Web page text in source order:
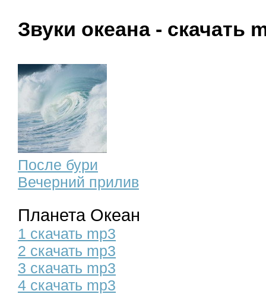
Звуки океана - скачать
После бури
Вечерний прилив
Планета Океан
1 скачать mp3
2 скачать mp3
3 скачать mp3
4 скачать mp3